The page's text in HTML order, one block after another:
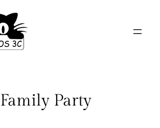
Family Party